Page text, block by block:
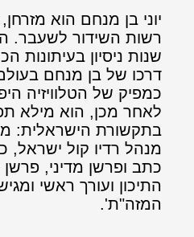
יוני בן מנחם הוא
רשות השידור לשעבר.
שנות ניסיון בעיתונות
דרכו של בן מנחם
כמפיק של הטלוויזיה
לאחר מכן, הוא מילא
בתקשורת הישראלית:
מנהל רדיו קול ישראל,
כתב ופרשן מדיני, פרשן
התיכון ועורך ראשי
המזה"ת'.